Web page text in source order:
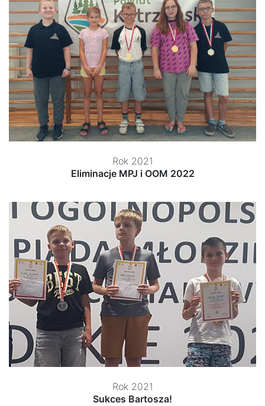
Rok 2021
Eliminacje MPJ i OOM 2022
Rok 2021
Sukces Bartosza!